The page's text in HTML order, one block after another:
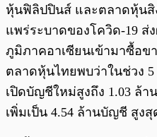
หุ้นฟิลิปปินส์ และตลาดหุ้นสิ
แพร่ระบาดของโควิด-19 ส่
ภูมิภาคอาเซียนเข้ามาซื้อ
ตลาดหุ้นไทยพบว่าในช่วง
เปิดบัญชีใหม่สูงถึง 1.03 ล้
เพิ่มเป็น 4.54 ล้านบัญชี สูง